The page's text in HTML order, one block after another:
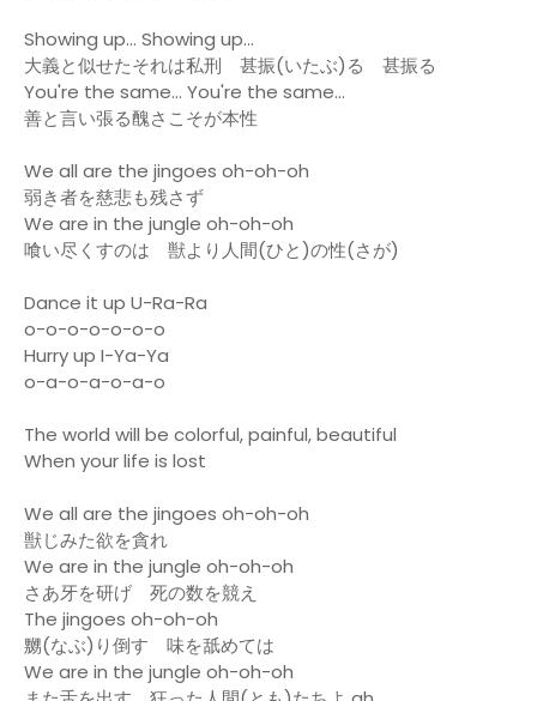
Showing up… Showing up…
大義と似せたそれは私刑 甚振(いたぶ)る 甚振る
You're the same… You're the same…
善と言い張る醜さこそが本性
We all are the jingoes oh-oh-oh
弱き者を慈悲も残さず
We are in the jungle oh-oh-oh
喰い尽くすのは 獣より人間(ひと)の性(さが)
Dance it up U-Ra-Ra
o-o-o-o-o-o-o
Hurry up I-Ya-Ya
o-a-o-a-o-a-o
The world will be colorful, painful, beautiful
When your life is lost
We all are the jingoes oh-oh-oh
獣じみた欲を貪れ
We are in the jungle oh-oh-oh
さあ牙を研げ 死の数を競え
The jingoes oh-oh-oh
嬲(なぶ)り倒す 味を舐めては
We are in the jungle oh-oh-oh